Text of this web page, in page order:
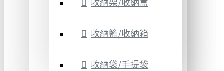
收納籃/收納箱
收納袋/手提袋